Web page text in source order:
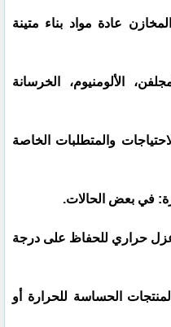
عادة مواد بناء متينة
الألومنيوم، الخرسانة
والمتطلبات الخاصة
عزل حراري للحفاظ على درجة
الحساسة للحرارة أو